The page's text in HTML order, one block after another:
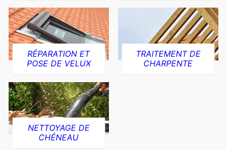
RÉPARATION ET
POSE DE VELUX
TRAITEMENT DE
CHARPENTE
NETTOYAGE DE
CHÉNEAU